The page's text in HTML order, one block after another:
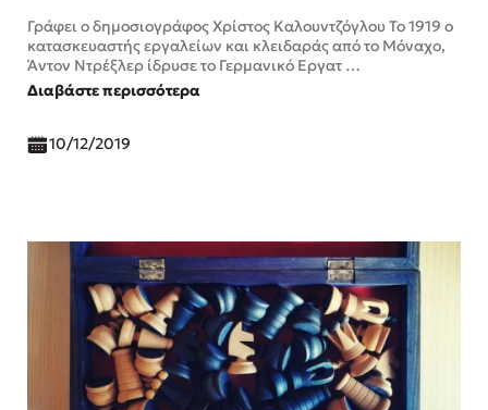
Γράφει ο δημοσιογράφος Χρίστος Καλουντζόγλου Το 1919 ο
κατασκευαστής εργαλείων και κλειδαράς από το Μόναχο,
Άντον Ντρέξλερ ίδρυσε το Γερμανικό Εργατ …
Διαβάστε περισσότερα
10/12/2019